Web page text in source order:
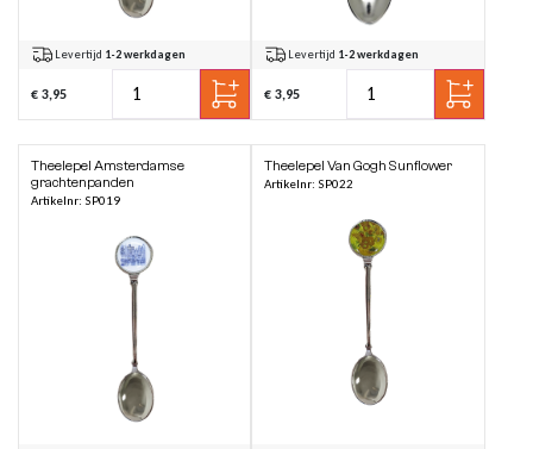
Levertijd 1-2 werkdagen
€ 3,95
Levertijd 1-2 werkdagen
€ 3,95
Theelepel Amsterdamse
grachtenpanden
Artikelnr: SP019
Theelepel Van Gogh Sunflower
Artikelnr: SP022